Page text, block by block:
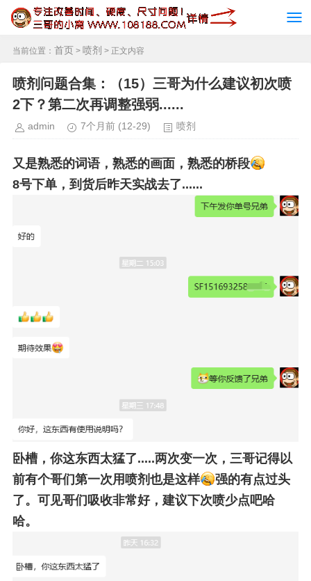
当前位置： 首页 > 喷剂 > 正文内容
喷剂问题合集：（15）三哥为什么建议初次喷
2下？第二次再调整强弱......
admin 7个月前 (12-29) 喷剂
又是熟悉的词语，熟悉的画面，熟悉的桥段
8号下单，到货后昨天实战去了......
卧槽，你这东西太猛了.....两次变一次，三哥记得以
前有个哥们第一次用喷剂也是这样
强的有点过头
了。可见哥们吸收非常好，建议下次喷少点吧哈
哈。